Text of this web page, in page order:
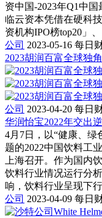
资中国-2023年Q1中
临云资本凭借在硬科
资机构IPO榜top20」
公司 2023-05-16 每日
2023胡润百富全球独
公司 2023-04-20 每日
华润怡宝2022年交出
4月7日，以“健康、绿
题的2022中国饮料工
上海召开。作为国内
饮料行业情况运行分
响，饮料行业呈现下
公司 2023-04-09 每日